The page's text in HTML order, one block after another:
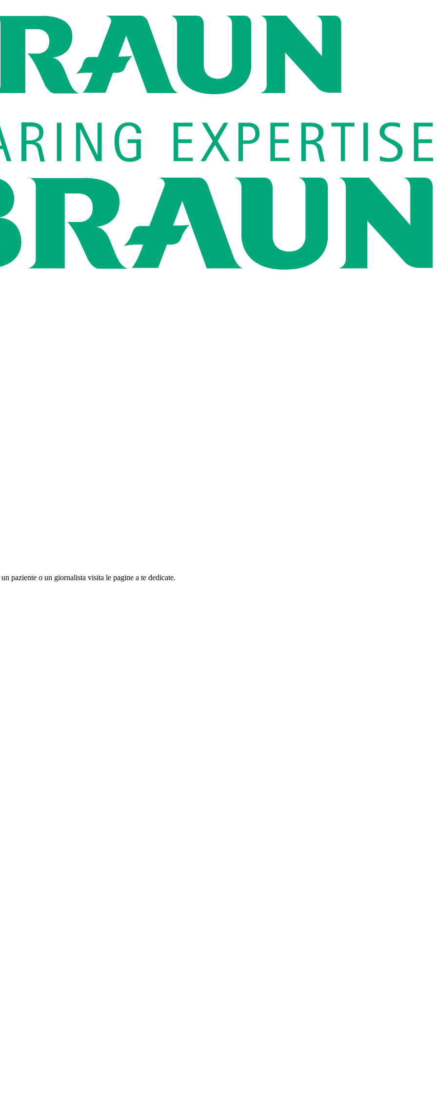
il nostro portfolio completo.
ti aiuterà a trovare il dispositivo più adatto a te.
Global Job Market e trova le posizioni aperte per ogni profilo di carriera.
un nostro referente.
paziente o un giornalista visita le pagine a te dedicate.